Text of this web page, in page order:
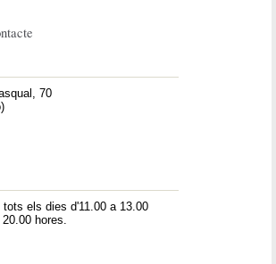
70
tots els dies d'11.00 a 13.00
hores.